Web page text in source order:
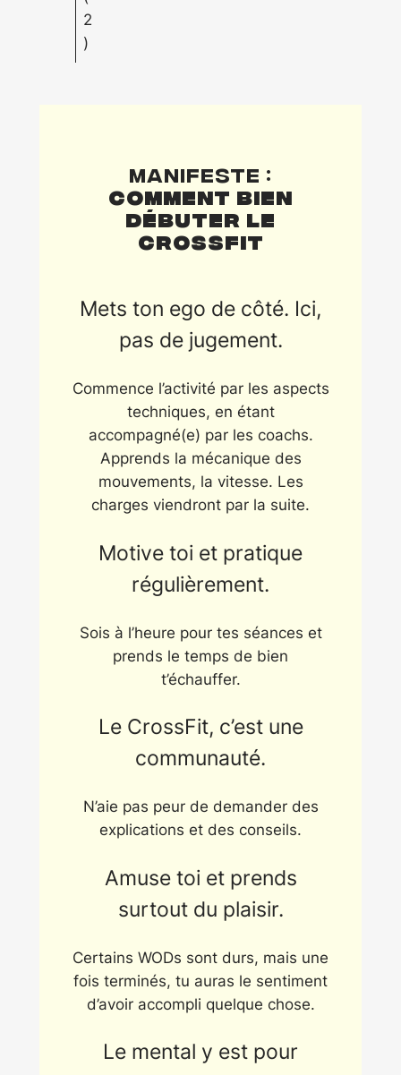
2
)
Manifeste :
Comment bien
débuter le
CrossFit
Mets ton ego de côté. Ici,
pas de jugement.
Commence l’activité par les aspects
techniques, en étant
accompagné(e) par les coachs.
Apprends la mécanique des
mouvements, la vitesse. Les
charges viendront par la suite.
Motive toi et pratique
régulièrement.
Sois à l’heure pour tes séances et
prends le temps de bien
t’échauffer.
Le CrossFit, c’est une
communauté.
N’aie pas peur de demander des
explications et des conseils.
Amuse toi et prends
surtout du plaisir.
Certains WODs sont durs, mais une
fois terminés, tu auras le sentiment
d’avoir accompli quelque chose.
Le mental y est pour